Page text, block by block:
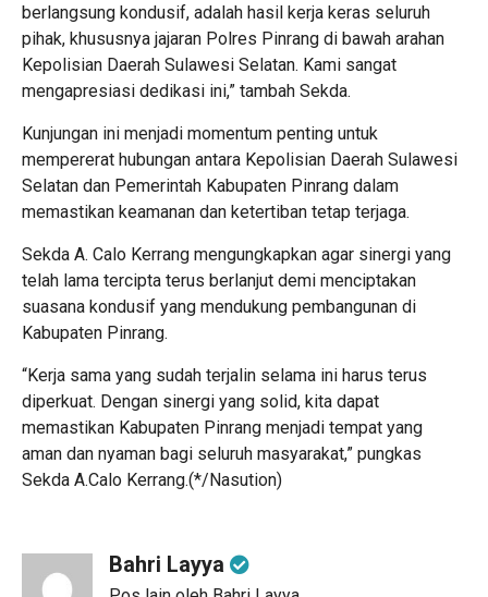
berlangsung kondusif, adalah hasil kerja keras seluruh
pihak, khususnya jajaran Polres Pinrang di bawah arahan
Kepolisian Daerah Sulawesi Selatan. Kami sangat
mengapresiasi dedikasi ini,” tambah Sekda.
Kunjungan ini menjadi momentum penting untuk
mempererat hubungan antara Kepolisian Daerah Sulawesi
Selatan dan Pemerintah Kabupaten Pinrang dalam
memastikan keamanan dan ketertiban tetap terjaga.
Sekda A. Calo Kerrang mengungkapkan agar sinergi yang
telah lama tercipta terus berlanjut demi menciptakan
suasana kondusif yang mendukung pembangunan di
Kabupaten Pinrang.
“Kerja sama yang sudah terjalin selama ini harus terus
diperkuat. Dengan sinergi yang solid, kita dapat
memastikan Kabupaten Pinrang menjadi tempat yang
aman dan nyaman bagi seluruh masyarakat,” pungkas
Sekda A.Calo Kerrang.(*/Nasution)
Bahri Layya